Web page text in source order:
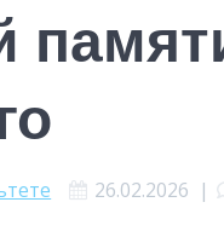
26.02.2026 |